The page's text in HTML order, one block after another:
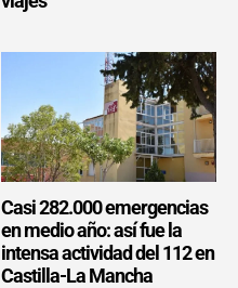
Casi 282.000 emergencias
en medio año: así fue la
intensa actividad del 112 en
Castilla-La Mancha